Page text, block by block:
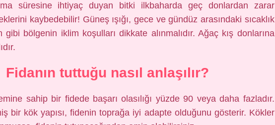
süresine ihtiyaç duyan bitki ilkbaharda geç donlardan zarar
kaybedebilir! Güneş ışığı, gece ve gündüz arasındaki sıcaklık
gibi bölgenin iklim koşulları dikkate alınmalıdır. Ağaç kış donlarına
Fidanın tuttuğu nasıl anlaşılır?
sahip bir fidede başarı olasılığı yüzde 90 veya daha fazladır.
bir kök yapısı, fidenin toprağa iyi adapte olduğunu gösterir. Kökler